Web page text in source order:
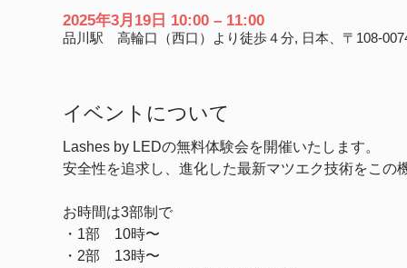
2025年3月19日 10:00 – 11:00
品川駅 高輪口（西口）より徒歩４分, 日本、〒108-
イベントについて
Lashes by LEDの無料体験会を開催いたします。
安全性を追求し、進化した最新マツエク技術をこの
お時間は3部制で
・1部　10時〜
・2部　13時〜